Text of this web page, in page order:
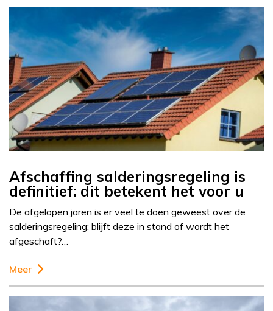
Afschaffing salderingsregeling is
definitief: dit betekent het voor u
De afgelopen jaren is er veel te doen geweest over de
salderingsregeling: blijft deze in stand of wordt het
afgeschaft?…
Meer